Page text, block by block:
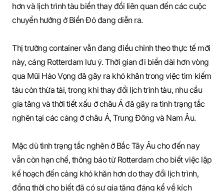
hơn và lịch trình tàu biển thay đổi liên quan đến các cuộc
chuyển hướng ở Biển Đỏ đang diễn ra.
Thị trường container vẫn đang điều chỉnh theo thực tế mới
này, cảng Rotterdam lưu ý. Thời gian đi biển dài hơn vòng
qua Mũi Hảo Vọng đã gây ra khó khăn trong việc tìm kiếm
tàu còn thừa tải, trong khi thay đổi lịch trình tàu, nhu cầu
gia tăng và thời tiết xấu ở châu Á đã gây ra tình trạng tắc
nghẽn tại các cảng ở châu Á, Trung Đông và Nam Âu.
Mặc dù tình trạng tắc nghẽn ở Bắc Tây Âu cho đến nay
vẫn còn hạn chế, thông báo từ Rotterdam cho biết việc lập
kế hoạch đến cảng khó khăn hơn do thay đổi lịch trình,
đồng thời cho biết đã có sự gia tăng đáng kể về kích